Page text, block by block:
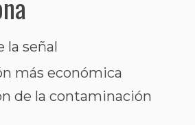
la señal
más económica
de la contaminación